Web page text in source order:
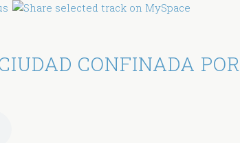
CONFINADA POR